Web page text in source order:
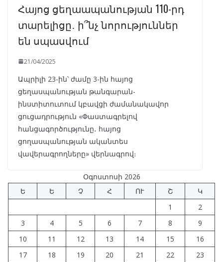
Հայոց ցեղաապանության 110-րդ
տարելիցը․ ի՞նչ նորություններ
են սպասվում
21/04/2025
Ապրիլի 23-ին՝ ժամը 3-ին հայոց
ցեղասպանության թանգարան-
ինստիտուտում կբավցի ժամանակավոր
ցուցադրություն «Փաստագրելով
հանցագործությունը․ հայոց
ցողասպանության ականտես
վավերագրողները» վերնագրով։
Օգոստոսի 2026
Ե
Ե Չ Հ ՈՒ Շ
Կ
1
2
3
4 5 6 7 8
9
10
11 12 13 14 15
16
17
18 19 20 21 22
23